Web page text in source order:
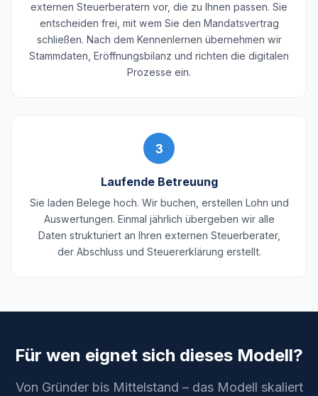
externen Steuerberatern vor, die zu Ihnen passen. Sie
entscheiden frei, mit wem Sie den Mandatsvertrag
schließen. Nach dem Kennenlernen übernehmen wir
Stammdaten, Eröffnungsbilanz und richten die digitalen
Prozesse ein.
3
Laufende Betreuung
Sie laden Belege hoch. Wir buchen, erstellen Lohn und
Auswertungen. Einmal jährlich übergeben wir alle
Daten strukturiert an Ihren externen Steuerberater,
der Abschluss und Steuererklärung erstellt.
Für wen eignet sich dieses Modell?
Von Gründer bis Mittelstand – das Modell skaliert